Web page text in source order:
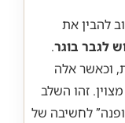
להבין את
לגבר בוגר.
וכאשר אלה
זהו השלב
לחשיבה של